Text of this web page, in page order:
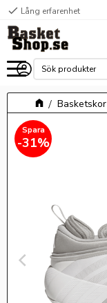
Meny
check Lång erfarenhet
Basketskor
31%